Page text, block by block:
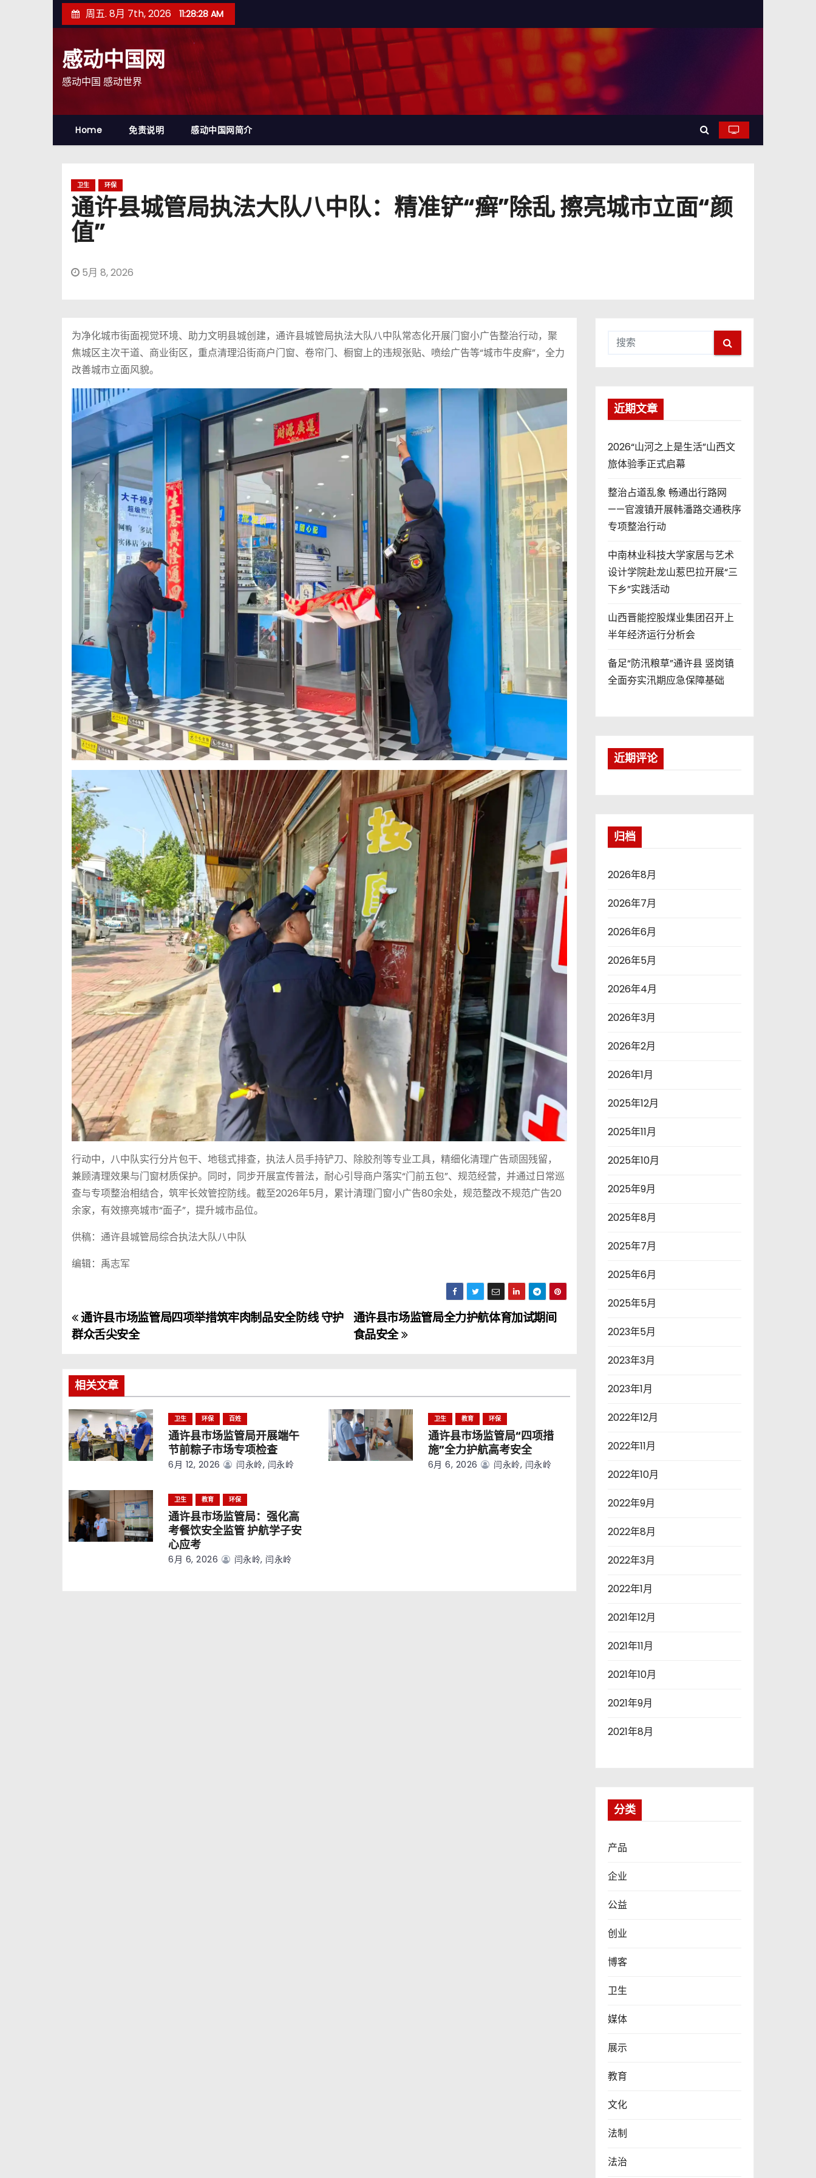
至
周五. 8月 7th, 2026 11:28:30 AM
感动中国网
感动中国 感动世界
Home 免责说明 感动中国网简介
卫生 环保
通许县城管局执法大队八中队：精准铲“癣”除乱 擦亮城市立面“颜
值”
5月 8, 2026
为净化城市街面视觉环境、助力文明县城创建，通许县城管局执法大队八中队常态化开展门窗小广告整治行动，聚
焦城区主次干道、商业街区，重点清理沿街商户门窗、卷帘门、橱窗上的违规张贴、喷绘广告等“城市牛皮癣”，全力
改善城市立面风貌。
行动中，八中队实行分片包干、地毯式排查，执法人员手持铲刀、除胶剂等专业工具，精细化清理广告顽固残留，
兼顾清理效果与门窗材质保护。同时，同步开展宣传普法，耐心引导商户落实“门前五包”、规范经营，并通过日常巡
查与专项整治相结合，筑牢长效管控防线。截至2026年5月，累计清理门窗小广告80余处，规范整改不规范广告20
余家，有效擦亮城市“面子”，提升城市品位。
供稿：通许县城管局综合执法大队八中队
编辑：禹志军
文
章
导
航
通许县市场监管局全力护航体育加试期间
食品安全
通许县市场监管局四项举措筑牢肉制品安全防线 守护
群众舌尖安全
相关文章
卫生 环保 百姓
通许县市场监管局开展端午
节前粽子市场专项检查
6月 12, 2026 闫永岭, 闫永岭
卫生 教育 环保
通许县市场监管局“四项措
施”全力护航高考安全
6月 6, 2026 闫永岭, 闫永岭
卫生 教育 环保
通许县市场监管局：强化高
考餐饮安全监管 护航学子安
心应考
6月 6, 2026 闫永岭, 闫永岭
近期文章
2026“山河之上是生活”山西文
旅体验季正式启幕
整治占道乱象 畅通出行路网
——官渡镇开展韩潘路交通秩序
专项整治行动
中南林业科技大学家居与艺术
设计学院赴龙山惹巴拉开展“三
下乡”实践活动
山西晋能控股煤业集团召开上
半年经济运行分析会
备足“防汛粮草”通许县 竖岗镇
全面夯实汛期应急保障基础
近期评论
归档
2026年8月
2026年7月
2026年6月
2026年5月
2026年4月
2026年3月
2026年2月
2026年1月
2025年12月
2025年11月
2025年10月
2025年9月
2025年8月
2025年7月
2025年6月
2025年5月
2023年5月
2023年3月
2023年1月
2022年12月
2022年11月
2022年10月
2022年9月
2022年8月
2022年3月
2022年1月
2021年12月
2021年11月
2021年10月
2021年9月
2021年8月
分类
产品
企业
公益
创业
博客
卫生
媒体
展示
教育
文化
法制
法治